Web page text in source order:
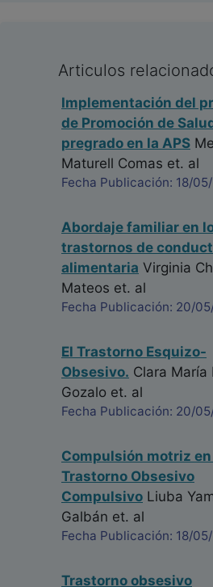
Articulos
Implementación del
de Promoción de
pregrado en la APS
Maturell Comas et. al
Fecha Publicación: 18/
Abordaje familiar en
trastornos de
alimentaria Virginia
Mateos et. al
Fecha Publicación: 20/
El Trastorno Esquizo-
Obsesivo. Clara María
Gozalo et. al
Fecha Publicación: 20/
Compulsión motriz en
Trastorno Obsesivo
Compulsivo Liuba
Galbán et. al
Fecha Publicación: 18/
Trastorno obsesivo